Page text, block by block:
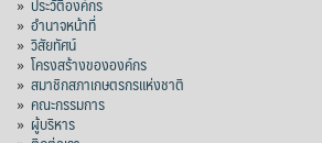
» อำนาจหน้าที่
» วิสัยทัศน์
» โครงสร้างขององค์กร
» สมาชิกสภาเกษตรกรแห่งชาติ
» คณะกรรมการ
» ผู้บริหาร